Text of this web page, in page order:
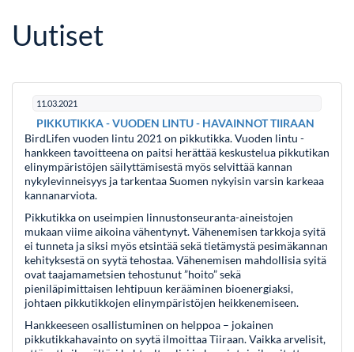
Uutiset
11.03.2021
PIKKUTIKKA - VUODEN LINTU - HAVAINNOT TIIRAAN
BirdLifen vuoden lintu 2021 on pikkutikka. Vuoden lintu -
hankkeen tavoitteena on paitsi herättää keskustelua pikkutikan
elinympäristöjen säilyttämisestä myös selvittää kannan
nykylevinneisyys ja tarkentaa Suomen nykyisin varsin karkeaa
kannanarviota.
Pikkutikka on useimpien linnustonseuranta-aineistojen
mukaan viime aikoina vähentynyt. Vähenemisen tarkkoja syitä
ei tunneta ja siksi myös etsintää sekä tietämystä pesimäkannan
kehityksestä on syytä tehostaa. Vähenemisen mahdollisia syitä
ovat taajamametsien tehostunut ”hoito” sekä
pieniläpimittaisen lehtipuun kerääminen bioenergiaksi,
johtaen pikkutikkojen elinympäristöjen heikkenemiseen.
Hankkeeseen osallistuminen on helppoa – jokainen
pikkutikkahavainto on syytä ilmoittaa Tiiraan. Vaikka arvelisit,